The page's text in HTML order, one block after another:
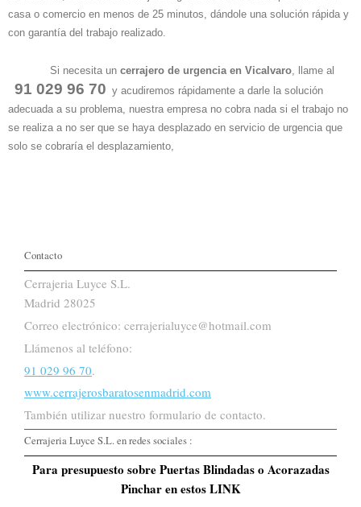
casa o comercio en menos de 25 minutos, dándole una solución rápida y
con garantía del trabajo realizado.
Si necesita un cerrajero de urgencia en Vicalvaro , llame al
91 029 96 70 y acudiremos rápidamente a darle la solución
adecuada a su problema, nuestra empresa no cobra nada si el trabajo no
se realiza a no ser que se haya desplazado en servicio de urgencia que
solo se cobraría el desplazamiento,
Contacto
Cerrajeria Luyce S.L.
Madrid 28025
Correo electrónico: cerrajerialuyce@hotmail.com
Llámenos al teléfono:
91 029 96 70.
www.cerrajerosbaratosenmadrid.com
También utilizar nuestro formulario de contacto.
Cerrajeria Luyce S.L. en redes sociales :
Para presupuesto sobre Puertas Blindadas o Acorazadas
Pinchar en estos LINK